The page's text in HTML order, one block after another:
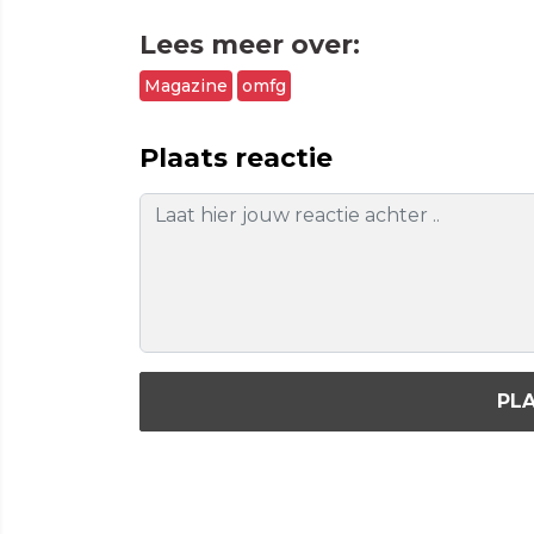
Lees meer over:
Magazine omfg
Plaats reactie